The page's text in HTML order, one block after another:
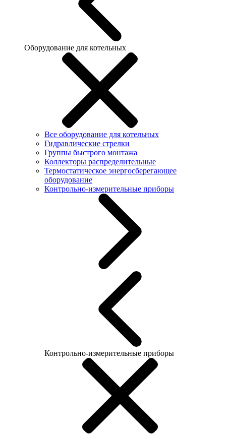
Оборудование для котельных
Все оборудование для котельных
Гидравлические стрелки
Группы быстрого монтажа
Коллекторы распределительные
Термостатическое энергосберегающее
оборудование
Контрольно-измерительные приборы
Контрольно-измерительные приборы